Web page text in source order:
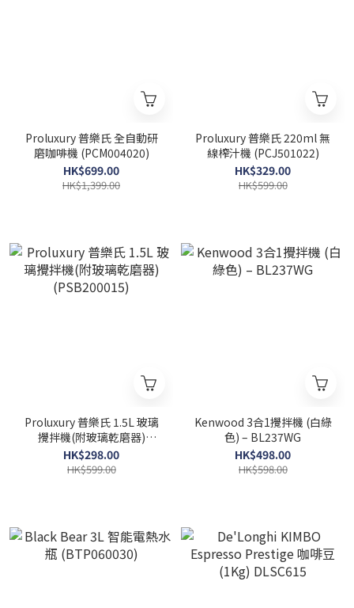
Proluxury 普樂氏 全自動研
磨咖啡機 (PCM004020)
HK$699.00
HK$1,399.00
Proluxury 普樂氏 220ml 無
線榨汁機 (PCJ501022)
HK$329.00
HK$599.00
Proluxury 普樂氏 1.5L 玻璃
攪拌機(附玻璃乾磨器)
(PSB200015)
HK$298.00
HK$599.00
Kenwood 3合1攪拌機 (白綠
色) – BL237WG
HK$498.00
HK$598.00